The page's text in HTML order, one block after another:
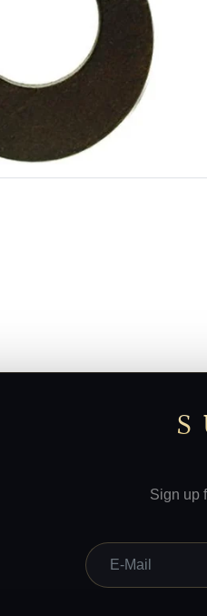
Sign up
E-Mail